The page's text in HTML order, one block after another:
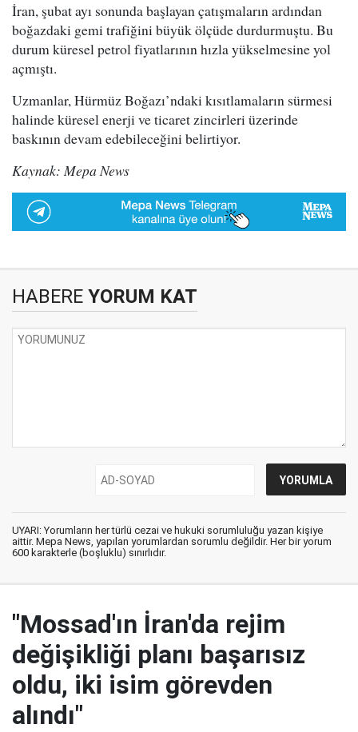
İran, şubat ayı sonunda başlayan çatışmaların ardından
boğazdaki gemi trafiğini büyük ölçüde durdurmuştu. Bu
durum küresel petrol fiyatlarının hızla yükselmesine yol
açmıştı.
Uzmanlar, Hürmüz Boğazı’ndaki kısıtlamaların sürmesi
halinde küresel enerji ve ticaret zincirleri üzerinde
baskının devam edebileceğini belirtiyor.
Kaynak: Mepa News
HABERE YORUM KAT
UYARI: Yorumların her türlü cezai ve hukuki sorumluluğu yazan kişiye
aittir. Mepa News, yapılan yorumlardan sorumlu değildir. Her bir yorum
600 karakterle (boşluklu) sınırlıdır.
"Mossad'ın İran'da rejim
değişikliği planı başarısız
oldu, iki isim görevden
alındı"